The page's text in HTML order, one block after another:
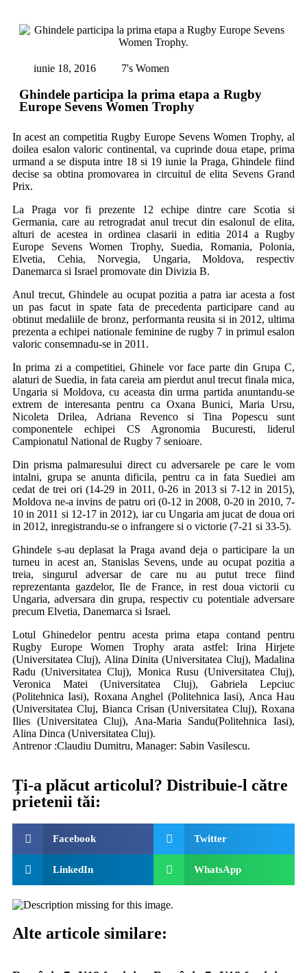
iunie 18, 2016 7's Women
Ghindele participa la prima etapa a Rugby
Europe Sevens Women Trophy
In acest an competitia Rugby Europe Sevens Women Trophy, al
doilea esalon valoric continental, va cuprinde doua etape, prima
urmand a se disputa intre 18 si 19 iunie la Praga, Ghindele fiind
decise sa obtina promovarea in circuitul de elita Sevens Grand
Prix.
La Praga vor fi prezente 12 echipe dintre care Scotia si
Germania, care au retrogradat anul trecut din esalonul de elita,
alturi de acestea in ordinea clasarii in editia 2014 a Rugby
Europe Sevens Women Trophy, Suedia, Romania, Polonia,
Elvetia, Cehia, Norvegia, Ungaria, Moldova, respectiv
Danemarca si Israel promovate din Divizia B.
Anul trecut, Ghindele au ocupat pozitia a patra iar acesta a fost
un pas facut in spate fata de precedenta participare cand au
obtinut medaliile de bronz, performanta reusita si in 2012, ultima
prezenta a echipei nationale feminine de rugby 7 in primul esalon
valoric consemnadu-se in 2011.
In prima zi a competitiei, Ghinele vor face parte din Grupa C,
alaturi de Suedia, in fata careia am pierdut anul trecut finala mica,
Ungaria si Moldova, cu aceasta din urma partida anuntandu-se
extrem de interesanta pentru ca Oxana Bunici, Maria Ursu,
Nicoleta Drilea, Adriana Revenco si Tina Popescu sunt
componentele echipei CS Agronomia Bucuresti, liderul
Campionatul National de Rugby 7 senioare.
Din prisma palmaresului direct cu adversarele pe care le vom
intalni, grupa se anunta dificila, pentru ca in fata Suediei am
cedat de trei ori (14-29 in 2011, 0-26 in 2013 si 7-12 in 2015),
Moldova ne-a invins de patru ori (0-12 in 2008, 0-20 in 2010, 7-
10 in 2011 si 12-17 in 2012), iar cu Ungaria am jucat de doua ori
in 2012, inregistrandu-se o infrangere si o victorie (7-21 si 33-5).
Ghindele s-au deplasat la Praga avand deja o participare la un
turneu in acest an, Stanislas Sevens, unde au ocupat pozitia a
treia, singurul adversar de care nu au putut trece fiind
reprezentanta gazdelor, Ile de France, in rest doua victorii cu
Ungaria, adversara din grupa, respectiv cu potentiale adversare
precum Elvetia, Danemarca si Israel.
Lotul Ghinedelor pentru acesta prima etapa contand pentru
Rugby Europe Women Trophy arata astfel: Irina Hirjete
(Universitatea Cluj), Alina Dinita (Universitatea Cluj), Madalina
Radu (Universitatea Cluj), Monica Rusu (Universitatea Cluj),
Veronica Matei (Universitatea Cluj), Gabriela Lepciuc
(Politehnica Iasi), Roxana Anghel (Politehnica Iasi), Anca Hau
(Universitatea Cluj, Bianca Crisan (Universitatea Cluj), Roxana
Ilies (Universitatea Cluj), Ana-Maria Sandu(Politehnica Iasi),
Alina Dinca (Universitatea Cluj).
Antrenor :Claudiu Dumitru, Manager: Sabin Vasilescu.
Ți-a plăcut articolul? Distribuie-l către
prietenii tăi:
Facebook Twitter
LinkedIn WhatsApp
Alte articole similare: